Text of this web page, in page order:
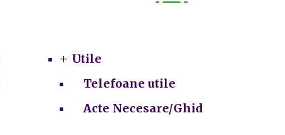
Utile
Telefoane utile
Acte Necesare/Ghid